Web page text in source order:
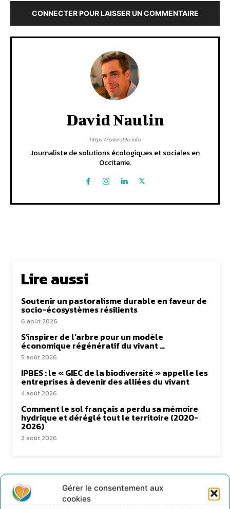
Gérer le consentement aux
cookies
CONNECTER POUR LAISSER UN COMMENTAIRE
David Naulin
https://cdurable.info
Journaliste de solutions écologiques et sociales en
Occitanie.
Lire aussi
Soutenir un pastoralisme durable en faveur de
socio-écosystèmes résilients
6 août 2026
S’inspirer de l’arbre pour un modèle
économique régénératif du vivant …
5 août 2026
IPBES : le « GIEC de la biodiversité » appelle les
entreprises à devenir des alliées du vivant
4 août 2026
Comment le sol français a perdu sa mémoire
hydrique et déréglé tout le territoire (2020-
2026)
2 août 2026
Newsletter